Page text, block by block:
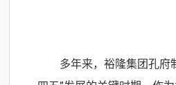
多年来，裕隆集团孔府